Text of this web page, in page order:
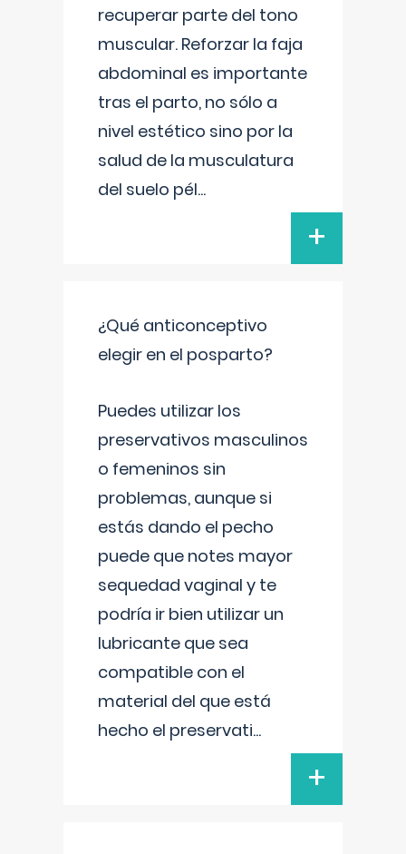
recuperar parte del tono
muscular. Reforzar la faja
abdominal es importante
tras el parto, no sólo a
nivel estético sino por la
salud de la musculatura
del suelo pél...
+
¿Qué anticonceptivo
elegir en el posparto?
Puedes utilizar los
preservativos masculinos
o femeninos sin
problemas, aunque si
estás dando el pecho
puede que notes mayor
sequedad vaginal y te
podría ir bien utilizar un
lubricante que sea
compatible con el
material del que está
hecho el preservati...
+